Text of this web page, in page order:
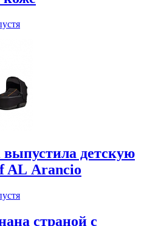
детскую
AL Arancio
страной с